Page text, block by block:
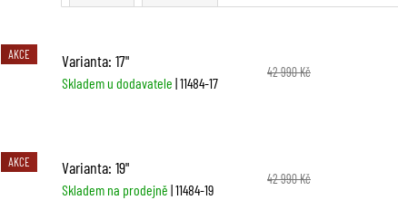
AKCE Varianta: 17"
Skladem u dodavatele | 11484-17
42 990 Kč
AKCE Varianta: 19"
Skladem na prodejně | 11484-19
42 990 Kč